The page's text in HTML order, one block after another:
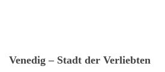
Venedig – Stadt der Verliebten